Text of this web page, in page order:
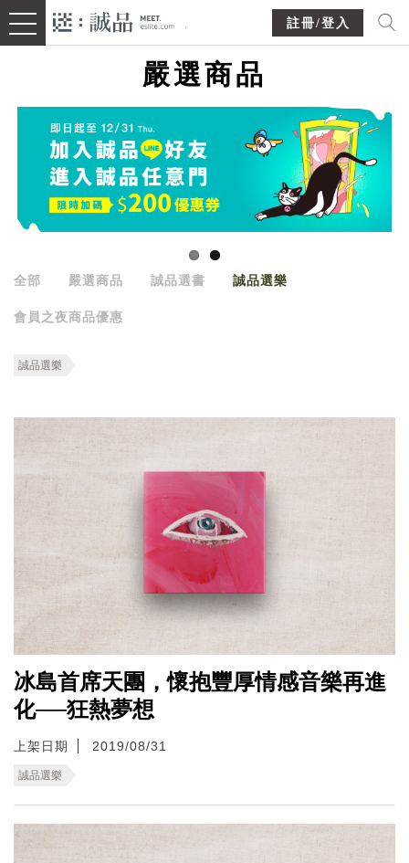
註冊/登入
嚴選商品
全部 嚴選商品 誠品選書 誠品選樂
會員之夜商品優惠
誠品選樂
冰島首席天團，懷抱豐厚情感音樂再進
化──狂熱夢想
上架日期 2019/08/31
誠品選樂